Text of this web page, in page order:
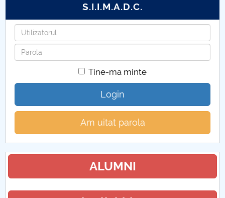
Indexing & Abstracting
Fees & Charges
S.I.I.M.A.D.C.
Utilizatorul
Parola
Tine-ma minte
Login
Am uitat parola
ALUMNI